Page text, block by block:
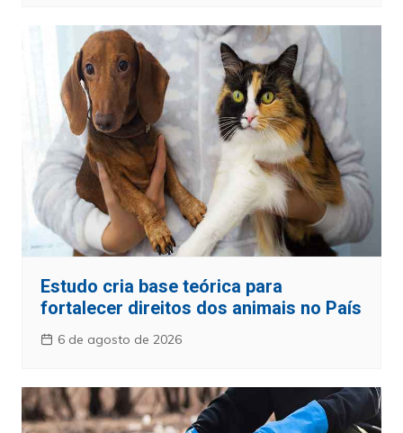
Estudo cria base teórica para
fortalecer direitos dos animais no País
6 de agosto de 2026